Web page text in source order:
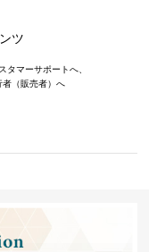
ツ
タマーサポートへ、
者（販売者）へ